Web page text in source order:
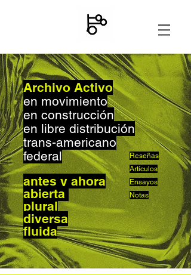
Archivo Activo
en movimiento
en construcción
en libre distribución
trans-americano
federal
Reseñas
Artículos
Ensayos
Notas
antes y ahora
abierta
plural
diversa
fluida